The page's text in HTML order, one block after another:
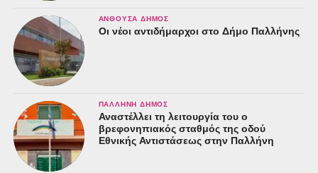
ΑΝΘΟΎΣΑ ΔΉΜΟΣ
Οι νέοι αντιδήμαρχοι στο Δήμο Παλλήνης
ΠΑΛΛΉΝΗ ΔΉΜΟΣ
Αναστέλλει τη λειτουργία του ο
βρεφονηπιακός σταθμός της οδού
Εθνικής Αντιστάσεως στην Παλλήνη